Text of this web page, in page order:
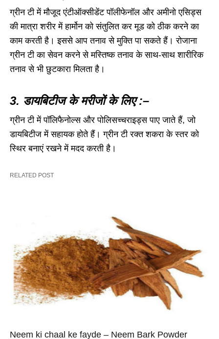
ग्रीन टी में मौजूद एंटीऑक्सीडेंट पॉलीफेनॉल और अमीनो एसिड्स
की मात्रा शरीर में हार्मोन को संतुलित कर मूड को ठीक करने का
काम करती है। इससे आप तनाव से मुक्ति पा सकते हैं। रोजाना
ग्रीन टी का सेवन करने से मस्तिष्क तनाव के साथ-साथ शारीरिक
तनाव से भी छुटकारा मिलता है।
3. डायबिटीज के मरीजों के लिए :–
ग्रीन टी में पॉलिफैनोल्स और पोलिसच्चराइड्स पाए जाते हैं, जो
डायबिटीज में सहायक होते हैं। ग्रीन टी रक्त शकरा के स्तर को
स्थिर बनाएं रखने में मदद करती है।
RELATED POST
Neem ki chaal ke fayde – Neem Bark Powder